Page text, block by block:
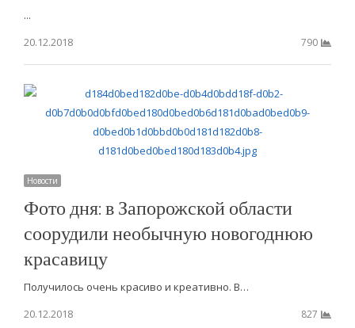
...
20.12.2018
790
Новости
Фото дня: в Запорожской области
соорудили необычную новогоднюю
красавицу
Получилось очень красиво и креативно. В…
20.12.2018
827